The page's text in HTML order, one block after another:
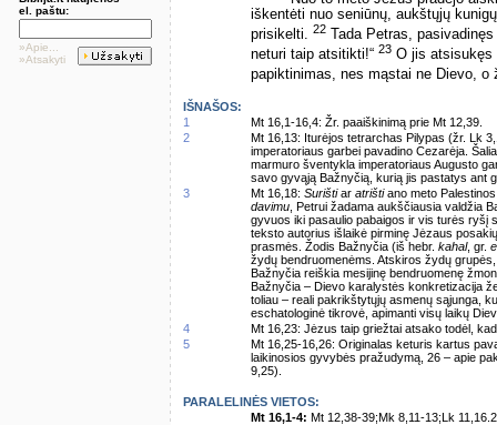
el. paštu:
»Apie...
»Atsakyti
iškentėti nuo seniūnų, aukštųjų
prisikelti. 22 Tada Petras,
neturi taip atsitikti!“ 23 O jis atsisukęs
papiktinimas, nes mąstai ne Dievo, o
IŠNAŠOS:
1
Mt 16,1-16,4: Žr. paaiškinimą prie Mt 12,39.
2
Mt 16,13: Iturėjos tetrarchas Pilypas (žr. Lk
imperatoriaus garbei pavadino Cezarėja.
marmuro šventykla imperatoriaus Augusto
savo gyvąją Bažnyčią, kurią jis pastatys ant
3
Mt 16,18: Surištiar atrištiano meto
davimu , Petrui žadama aukščiausia valdžia
gyvuos iki pasaulio pabaigos ir vis turės ryšį
teksto autorius išlaikė pirminę Jėzaus
prasmės. Žodis Bažnyčia (iš hebr. kahal, gr.
žydų bendruomenėms. Atskiros žydų
Bažnyčia reiškia mesijinę bendruomenę
Bažnyčia – Dievo karalystės konkretizacija
toliau – reali pakrikštytųjų asmenų sąjunga,
eschatologinė tikrovė, apimanti visų laikų
4
Mt 16,23: Jėzus taip griežtai atsako todėl,
5
Mt 16,25-16,26: Originalas keturis kartus
laikinosios gyvybės pražudymą, 26 – apie
9,25).
PARALELINĖS VIETOS:
Mt 16,1-4: Mt 12,38-39;Mk 8,11-13;Lk